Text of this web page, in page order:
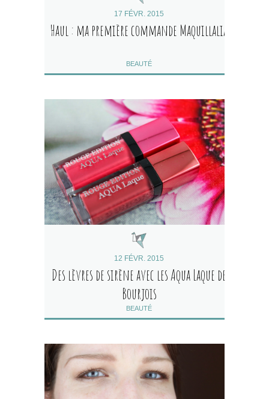
17 FÉVR. 2015
Haul : ma première commande Maquillalia
BEAUTÉ
12 FÉVR. 2015
Des lèvres de sirène avec les Aqua Laque de
Bourjois
BEAUTÉ